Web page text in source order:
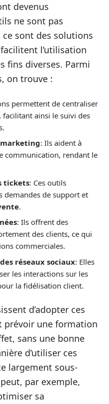
devenus
ne sont pas
sont des solutions
l’utilisation
fins diverses. Parmi
on trouve :
permettent de centraliser
ainsi le suivi des
: Ils aident à
communication, rendant le
tickets: Ces outils
demandes de support et
.
: Ils offrent des
des clients, ce qui
commerciales.
réseaux sociaux: Elles
les interactions sur les
la fidélisation client.
d’adopter ces
prévoir une formation
sans une bonne
d’utiliser ces
largement sous-
par exemple,
sa